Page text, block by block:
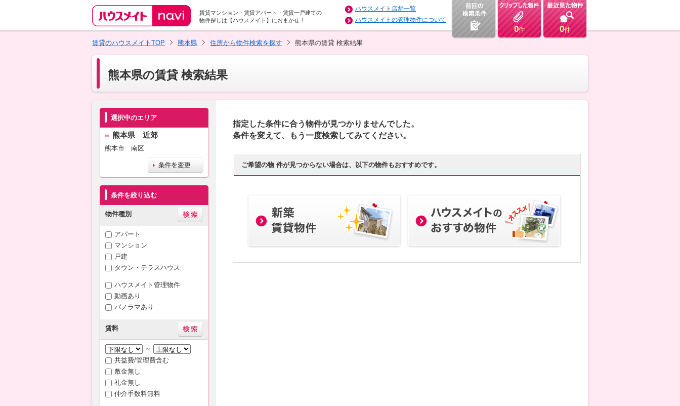
賃貸マンション・賃貸アパート・賃貸一戸建ての
物件探しは【ハウスメイト】におまかせ！
ハウスメイト店舗一覧
ハウスメイトの管理物件について
0件 0件
賃貸のハウスメイトTOP
熊本県 住所から物件検索を探す 熊本県の賃貸 検索結果
熊本県の賃貸 検索結果
選択中のエリア
熊本県 近郊
熊本市 南区
条件を絞り込む
物件種別
アパート
マンション
戸建
タウン・テラスハウス
ハウスメイト管理物件
動画あり
パノラマあり
賃料
～
共益費/管理費含む
敷金無し
礼金無し
仲介手数料無料
指定した条件に合う物件が見つかりませんでした。
条件を変えて、もう一度検索してみてください。
ご希望の物 件が見つからない場合は、以下の物件もおすすめです。